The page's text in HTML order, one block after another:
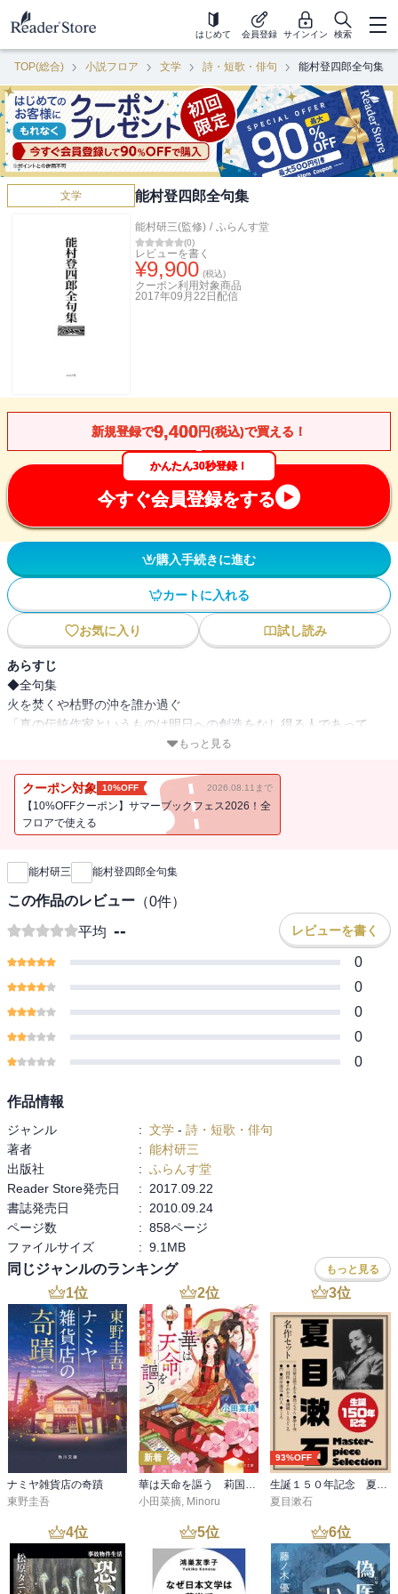
はじめて 会員登録 サインイン 検索
TOP(総合) 小説フロア 文学 詩・短歌・俳句 能村登四郎全句集
文学 能村登四郎全句集
能村研三(監修) / ふらんす堂
(0)
レビューを書く
¥9,900 (税込)
クーポン利用対象商品
2017年09月22日 配信
新規登録で9,400円(税込)で買える！
かんたん30秒登録！
今すぐ会員登録をする
購入手続きに進む
カートに入れる
お気に入り 試し読み
あらすじ
◆全句集
火を焚くや枯野の沖を誰か過ぐ
「真の伝統作家というものは明日への創造をなし得る人であって、
明日の方策のないものは真の伝統作家とは呼べない。」とみずから
けた作家であった。90歳の生涯を終えるその時まで詩の泉は枯渇す
ることなく「俳句は叙情詩」の信念を貫いた。
解題・年譜 能村研三
◆収録内容
第二句集 『定本・合掌部落』
第三句集 『定本・枯野の沖』
第六句集 『有為の山』
第七句集 『冬の音楽』
第八句集 『天上華』
第十句集 『菊塵』
第十二句集 『易水』
第十三句集 『芒種』
第十四句集 『羽化』
海外詠 『欧州紀行』より
解題／年譜 能村研三
初句索引
もっと見る
クーポン対象 10%OFF 2026.08.11まで
【10%OFFクーポン】サマーブックフェス2026！全
フロアで使える
新刊通知
能村研三 能村登四郎全句集
この作品のレビュー （0件）
平均 -- レビューを書く
0
0
0
0
0
作品情報
ジャンル : 文学 - 詩・短歌・俳句
著者
: 能村研三
出版社
: ふらんす堂
Reader Store発売日
:
2017.09.22
書誌発売日
:
2010.09.24
ページ数
: 858ページ
ファイルサイズ
: 9.1MB
同じジャンルのランキング もっと見る
1位
ナミヤ雑貨店の奇蹟
東野圭吾
2位
新着
華は天命を謳う 莉国後宮女医伝 五
小田菜摘, Minoru
3位
93%OFF
生誕１５０年記念 夏目漱石 名作セット
夏目漱石
4位 5位 6位